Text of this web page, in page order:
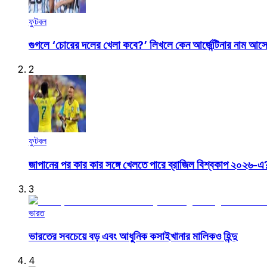
ফুটবল
গুগলে ‘চোরের দলের খেলা কবে?’ লিখলে কেন আর্জেন্টিনার নাম
2
ফুটবল
জাপানের পর কার কার সঙ্গে খেলতে পারে ব্রাজিল বিশ্বকাপ ২০২৬-
3
ভারত
ভারতের সবচেয়ে বড় এবং আধুনিক কসাইখানার মালিকও হিন্দু
4